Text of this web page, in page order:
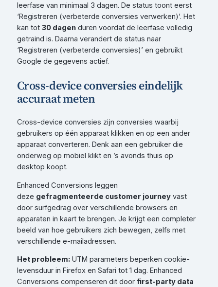
leerfase van minimaal 3 dagen. De status toont eerst
‘Registreren (verbeterde conversies verwerken)’. Het
kan tot 30 dagenduren voordat de leerfase volledig
getraind is. Daarna verandert de status naar
‘Registreren (verbeterde conversies)’ en gebruikt
Google de gegevens actief.
Cross-device conversies eindelijk
accuraat meten
Cross-device conversies zijn conversies waarbij
gebruikers op één apparaat klikken en op een ander
apparaat converteren. Denk aan een gebruiker die
onderweg op mobiel klikt en ’s avonds thuis op
desktop koopt.
Enhanced Conversions leggen
deze gefragmenteerde customer journeyvast
door surfgedrag over verschillende browsers en
apparaten in kaart te brengen. Je krijgt een completer
beeld van hoe gebruikers zich bewegen, zelfs met
verschillende e-mailadressen.
Het probleem:UTM parameters beperken cookie-
levensduur in Firefox en Safari tot 1 dag. Enhanced
Conversions compenseren dit door first-party data